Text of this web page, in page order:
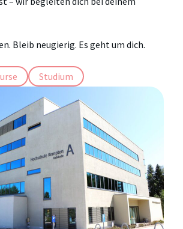
Bleib neugierig. Es geht um dich.
Studium